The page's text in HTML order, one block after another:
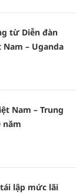
từ Diễn đàn
– Uganda
Nam – Trung
năm
lập mức lãi